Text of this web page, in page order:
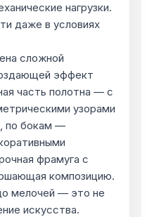
нагрузки.
даже в условиях
сложной
эффект
часть полотна — с
узорами
по бокам —
фрамуга с
композицию.
мелочей — это не
искусства.